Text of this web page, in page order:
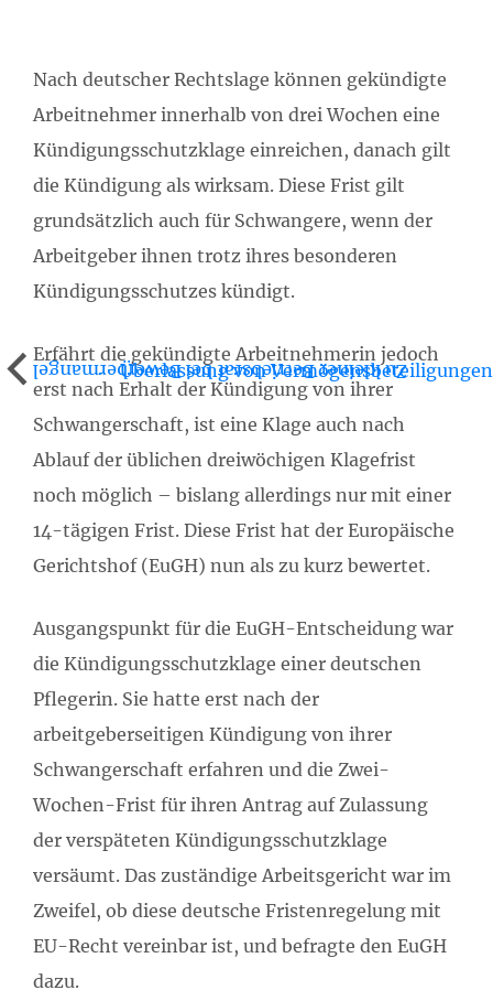
Nach deutscher Rechtslage können gekündigte
Arbeitnehmer innerhalb von drei Wochen eine
Kündigungsschutzklage einreichen, danach gilt
die Kündigung als wirksam. Diese Frist gilt
grundsätzlich auch für Schwangere, wenn der
Arbeitgeber ihnen trotz ihres besonderen
Kündigungsschutzes kündigt.
Erfährt die gekündigte Arbeitnehmerin jedoch
erst nach Erhalt der Kündigung von ihrer
Schwangerschaft, ist eine Klage auch nach
Ablauf der üblichen dreiwöchigen Klagefrist
noch möglich – bislang allerdings nur mit einer
14-tägigen Frist. Diese Frist hat der Europäische
Gerichtshof (EuGH) nun als zu kurz bewertet.
Ausgangspunkt für die EuGH-Entscheidung war
die Kündigungsschutzklage einer deutschen
Pflegerin. Sie hatte erst nach der
arbeitgeberseitigen Kündigung von ihrer
Schwangerschaft erfahren und die Zwei-
Wochen-Frist für ihren Antrag auf Zulassung
der verspäteten Kündigungsschutzklage
versäumt. Das zuständige Arbeitsgericht war im
Zweifel, ob diese deutsche Fristenregelung mit
EU-Recht vereinbar ist, und befragte den EuGH
dazu.
Zu kleiner Betriebsrat bei Bewerbermangel
Überlassung von Vermögensbeteiligungen